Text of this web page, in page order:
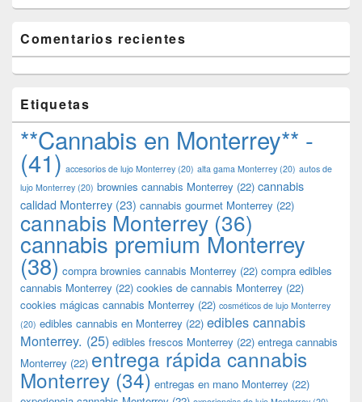
Comentarios recientes
Etiquetas
**Cannabis en Monterrey** -
(41) accesorios de lujo Monterrey (20) alta gama Monterrey (20) autos de
lujo Monterrey (20) brownies cannabis Monterrey (22) cannabis
calidad Monterrey (23) cannabis gourmet Monterrey (22)
cannabis Monterrey (36)
cannabis premium Monterrey
(38) compra brownies cannabis Monterrey (22) compra edibles
cannabis Monterrey (22) cookies de cannabis Monterrey (22)
cookies mágicas cannabis Monterrey (22) cosméticos de lujo Monterrey
(20) edibles cannabis en Monterrey (22) edibles cannabis
Monterrey. (25) edibles frescos Monterrey (22) entrega cannabis
Monterrey (22) entrega rápida cannabis
Monterrey (34) entregas en mano Monterrey (22)